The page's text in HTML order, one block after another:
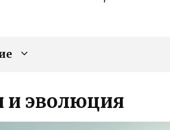
и эволюция